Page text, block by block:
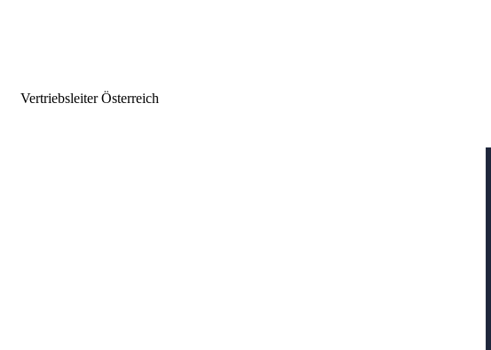
Vertriebsleiter Österreich